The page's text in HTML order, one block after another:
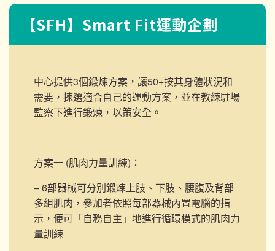
【SFH】Smart Fit運動企劃
中心提供3個鍛煉方案，讓50+按其身體狀況和
需要，揀選適合自己的運動方案，並在教練駐場
監察下進行鍛煉，以策安全。
方案一 (肌肉力量訓練) ：
– 6部器械可分別鍛煉上肢、下肢、腰腹及背部
多組肌肉，參加者依照每部器械內置電腦的指
示，便可「自務自主」地進行循環模式的肌肉力
量訓練